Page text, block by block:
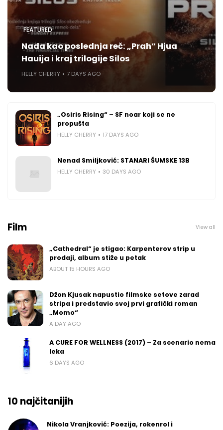
FEATURED
Nada kao poslednja reč: „Prah“ Hjua
Hauija i kraj trilogije Silos
HELLY CHERRY 7 DAYS AGO
„Osiris Rising“ – SF noar koji se ne
propušta
HELLY CHERRY 17 DAYS AGO
Nenad Smiljković: STANARI ŠUMSKE 13B
HELLY CHERRY 30 DAYS AGO
Film View all
„Cathedral“ je stigao: Karpenterov strip u
prodaji, album stiže u petak
ABOUT 15 HOURS AGO
Džon Kjusak napustio filmske setove zarad
stripa i predstavio svoj prvi grafički roman
„Momo“
A DAY AGO
A CURE FOR WELLNESS (2017) – Za scenario nema
leka
6 DAYS AGO
10 najčitanijih
Nikola Vranjković: Poezija, rokenrol i